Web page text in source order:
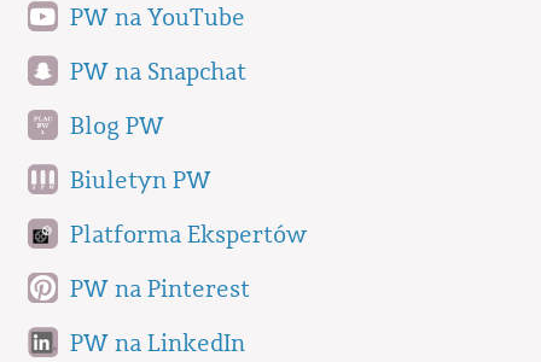
PW na YouTube
PW na Snapchat
Blog PW
Biuletyn PW
Platforma Ekspertów
PW na Pinterest
PW na LinkedIn